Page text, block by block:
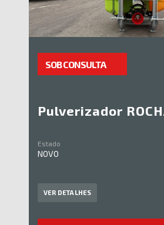
SOB CONSULTA
Pulverizador
Estado
NOVO
VER DETALHES